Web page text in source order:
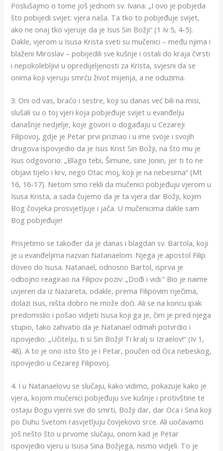
Poslušajmo o tome još jednom sv. Ivana: „I ovo je pobjeda
što pobijedi svijet: vjera naša. Ta tko to pobjeđuje svijet,
ako ne onaj tko vjeruje da je Isus Sin Božji“ (1 Iv 5, 4-5).
Dakle, vjerom u Isusa Krista sveti su mučenici – među njima i
blaženi Miroslav – pobijedili sve kušnje i ostali do kraja čvrsti
i nepokolebljivi u opredijeljenosti za Krista, svjesni da se
onima koji vjeruju smrću život mijenja, a ne oduzima.
3. Oni od vas, braćo i sestre, koji su danas već bili na misi,
slušali su o toj vjeri koja pobjeđuje svijet u evanđelju
današnje nedjelje, koje govori o događaju u Cezareji
Filipovoj, gdje je Petar prvi priznao i u ime svoje i svojih
drugova ispovjedio da je Isus Krist Sin Božji, na što mu je
Isus odgovorio: „Blago tebi, Šimune, sine Jonin, jer ti to ne
objavi tijelo i krv, nego Otac moj, koji je na nebesima“ (Mt
16, 16-17). Netom smo rekli da mučenici pobjeđuju vjerom u
Isusa Krista, a sada čujemo da je ta vjera dar Božji, kojim
Bog čovjeka prosvjetljuje i jača. U mučenicima dakle sam
Bog pobjeđuje!
Prisjetimo se također da je danas i blagdan sv. Bartola, koji
je u evanđeljima nazvan Natanaelom. Njega je apostol Filip
doveo do Isusa. Natanael, odnosno Bartol, isprva je
odbojno reagirao na Filipov poziv: „Dođi i vidi.“ Bio je naime
uvjeren da iz Nazareta, odakle, prema Filipovim riječima,
dolazi Isus, ništa dobro ne može doći. Ali se na koncu ipak
predomislio i pošao vidjeti Isusa koji ga je, čim je pred njega
stupio, tako zahvatio da je Natanael odmah potvrdio i
ispovjedio: „Učitelju, ti si Sin Božji! Ti kralj si Izraelov!“ (Iv 1,
48). A to je ono isto što je i Petar, poučen od Oca nebeskog,
ispovjedio u Cezareji Filipovoj.
4. I u Natanaelovu se slučaju, kako vidimo, pokazuje kako je
vjera, kojom mučenici pobjeđuju sve kušnje i protivštine te
ostaju Bogu vjerni sve do smrti, Božji dar, dar Oca i Sina koji
po Duhu Svetom rasvjetljuju čovjekovo srce. Ali uočavamo
još nešto što u prvome slučaju, onom kad je Petar
ispovjedio vjeru u Isusa Sina Božjega, nismo vidjeli. To je